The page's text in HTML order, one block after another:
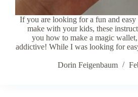
If you are looking for a fun and
make with your kids, these
you how to make a magic wallet,
addictive! While I was looking for
Dorin Feigenbaum